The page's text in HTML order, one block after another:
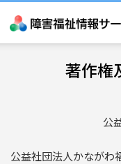
著作権
公
公益社団法人かながわ